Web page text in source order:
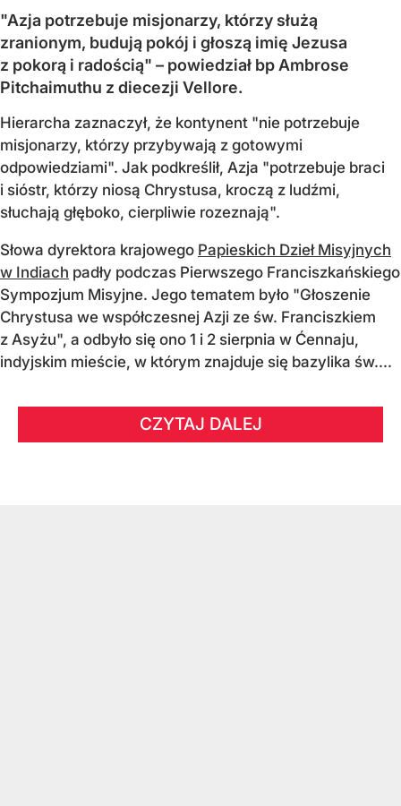
"Azja potrzebuje misjonarzy, którzy służą
zranionym, budują pokój i głoszą imię Jezusa
z pokorą i radością" – powiedział bp Ambrose
Pitchaimuthu z diecezji Vellore.
Hierarcha zaznaczył, że kontynent "nie potrzebuje
misjonarzy, którzy przybywają z gotowymi
odpowiedziami". Jak podkreślił, Azja "potrzebuje braci
i sióstr, którzy niosą Chrystusa, kroczą z ludźmi,
słuchają głęboko, cierpliwie rozeznają".
Słowa dyrektora krajowego Papieskich Dzieł Misyjnych
w Indiach padły podczas Pierwszego Franciszkańskiego
Sympozjum Misyjne. Jego tematem było "Głoszenie
Chrystusa we współczesnej Azji ze św. Franciszkiem
z Asyżu", a odbyło się ono 1 i 2 sierpnia w Ćennaju,
indyjskim mieście, w którym znajduje się bazylika św....
CZYTAJ DALEJ